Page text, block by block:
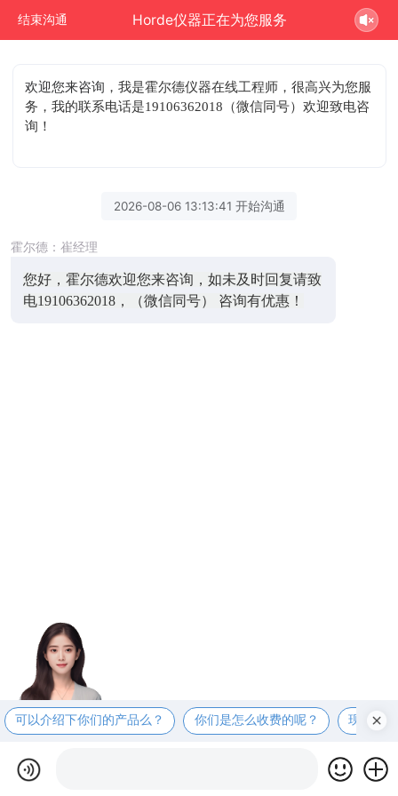
结束沟通 Horde仪器正在为您服务
欢迎您来咨询 ，我是霍尔德仪器在线工程师，很高兴为您服
务，我的联系电话是19106362018（微信同号）欢迎致电咨
询！
2026-08-06 13:13:41 开始沟通
霍尔德：崔经理
您好，霍尔德欢迎您来咨询，如未及时回复请致
电19106362018，（微信同号） 咨询有优惠！
可以介绍下你们的产品么？ 你们是怎么收费的呢？ 现在有